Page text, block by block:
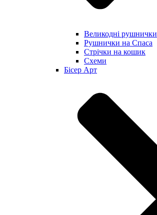
Великодні рушнички
Рушнички на Спаса
Стрічки на кошик
Схеми
Бісер Арт